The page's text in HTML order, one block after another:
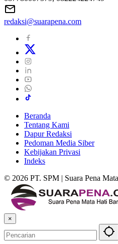
redaksi@suarapena.com
Beranda
Tentang Kami
Dapur Redaksi
Pedoman Media Siber
Kebijakan Privasi
Indeks
© 2026 PT. SPM | Suara Pena
×